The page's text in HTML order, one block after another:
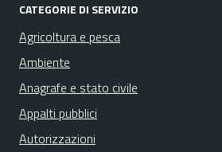
CATEGORIE DI SERVIZIO
Agricoltura e pesca
Ambiente
Anagrafe e stato civile
Appalti pubblici
Autorizzazioni